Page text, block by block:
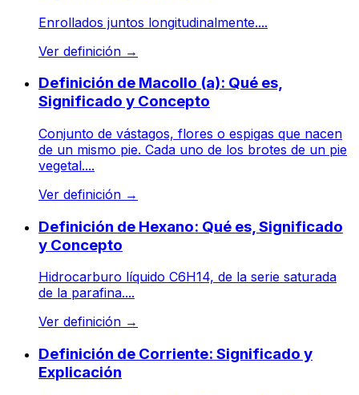
Enrollados juntos longitudinalmente....
Ver definición →
Definición de Macollo (a): Qué es,
Significado y Concepto
Conjunto de vástagos, flores o espigas que nacen
de un mismo pie. Cada uno de los brotes de un pie
vegetal....
Ver definición →
Definición de Hexano: Qué es, Significado
y Concepto
Hidrocarburo líquido C6H14, de la serie saturada
de la parafina....
Ver definición →
Definición de Corriente: Significado y
Explicación